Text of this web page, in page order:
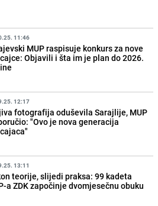
11:46
MUP raspisuje konkurs za nove
Objavili i šta im je plan do 2026.
12:17
fotografija oduševila Sarajlije, MUP
"Ovo je nova generacija
13:11
teorije, slijedi praksa: 99 kadeta
a ZDK započinje dvomjesečnu obuku